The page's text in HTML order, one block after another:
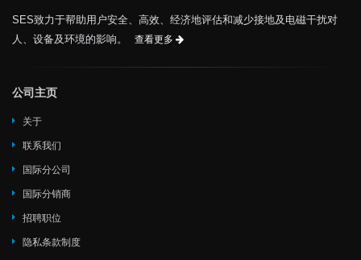
SES致力于帮助用户安全、高效、经济地评估和减少接地及电磁干扰对
人、设备及环境的影响。
查看更多
公司主页
关于
联系我们
国际分公司
国际分销商
招聘职位
隐私条款制度